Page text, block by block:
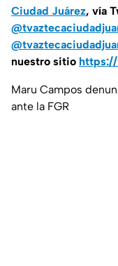
Ciudad Juárez, vía
nuestro sitio https://
Maru Campos
ante la FGR